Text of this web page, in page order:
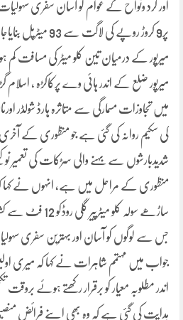
اور گرد ونواح کے عوام کو آسان سفری
پر9 کروڑ روپے کی
میرپور کے درمیان تین کلو میٹر کی مسافت کم
میرپور ضلع کے اندر ہائی وے پرکاکڑہ ، اسلام
کی سکیم روانہ کی گئی ہے جو منظوری کے
جس سے لوگوں کو آسان اور بہترین سفری
جواب میں مہتمم شاہرات نے کہا کہ میری
اندر مطلوبہ معیار کو برقرار رکھتے ہوئے
ہدایت کی گئی ہے کہ وہ بھی اپنے فرائض